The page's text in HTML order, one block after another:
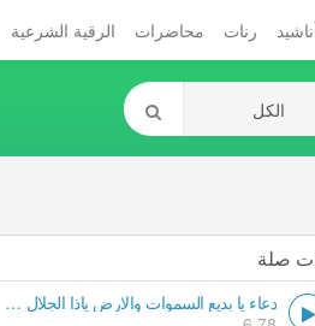
رنات محاضرات الرقية الشرعية
صلة
دعاء يا بديع السموات والارض ياذا الجلال والاكرام دعاء مميز و مؤثر جدا ماهر المعيقلي